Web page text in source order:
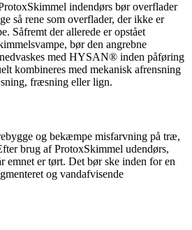
indendørs bør overflader
så rene som overflader, der ikke er
Såfremt der allerede er opstået
bør den angrebne
med HYSAN® inden påføring
kombineres med mekanisk afrensning
fræsning eller lign.
og bekæmpe misfarvning på træ,
brug af ProtoxSkimmel udendørs,
emnet er tørt. Det bør ske inden for en
og vandafvisende